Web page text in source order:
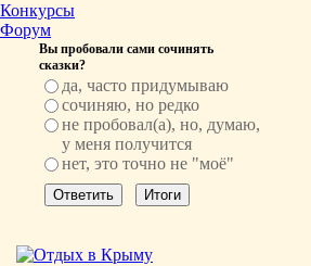
Конкурсы
Форум
Вы пробовали сами сочинять
сказки?
да, часто придумываю
сочиняю, но редко
не пробовал(а), но, думаю,
у меня получится
нет, это точно не "моё"